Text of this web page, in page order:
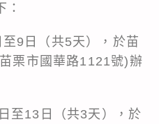
：
9日（共5天），於苗
栗市國華路1121號)辦
至13日（共3天），於